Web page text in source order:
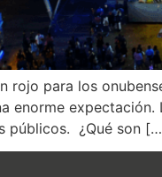
rojo para los
enorme
públicos. ¿Qué son